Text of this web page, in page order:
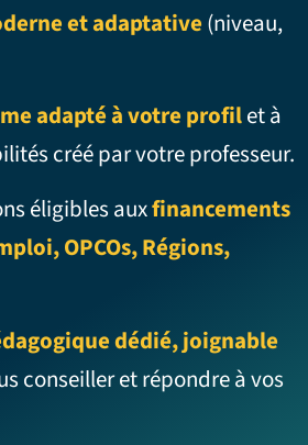
et adaptative (niveau,
adapté à votre profilet à
créé par votre professeur.
éligibles auxfinancements
OPCOs, Régions,
dédié, joignable
conseiller et répondre à vos